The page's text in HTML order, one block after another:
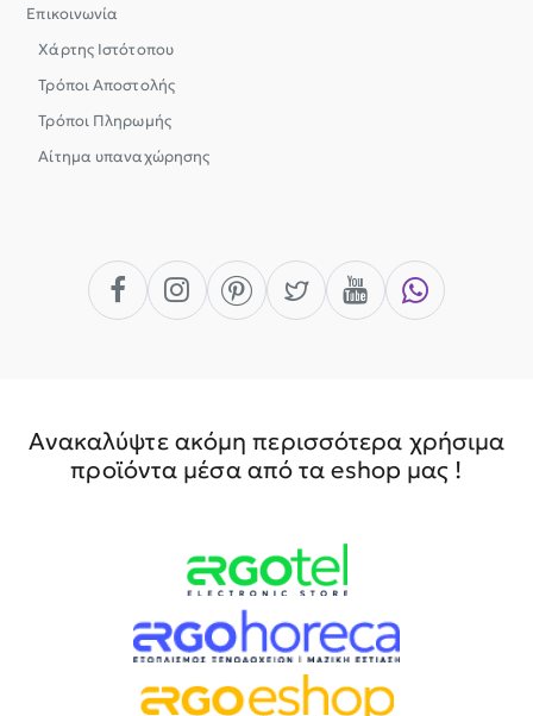
Επικοινωνία
Χάρτης Ιστότοπου
Τρόποι Αποστολής
Τρόποι Πληρωμής
Αίτημα υπαναχώρησης
Ανακαλύψτε ακόμη περισσότερα χρήσιμα
προϊόντα μέσα από τα eshop μας !